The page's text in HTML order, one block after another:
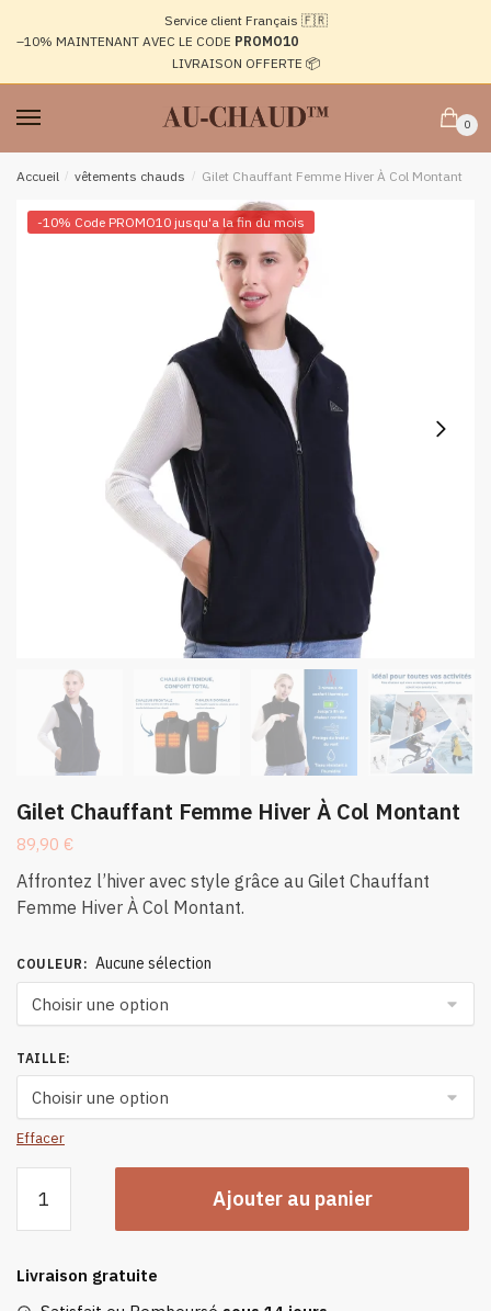
navigation
Service client Français 🇫🇷
–10% MAINTENANT AVEC LE CODE PROMO10
LIVRAISON OFFERTE 📦
0
Accueil / vêtements chauds / Gilet Chauffant Femme Hiver À Col Montant
-10% Code PROMO10 jusqu'a la fin du mois
Gilet Chauffant Femme Hiver À Col Montant
89,90 €
Affrontez l’hiver avec style grâce au Gilet Chauffant
Femme Hiver À Col Montant.
COULEUR : Aucune sélection
TAILLE:
Effacer
Gilet
Femme
Ajouter au panier
Livraison gratuite